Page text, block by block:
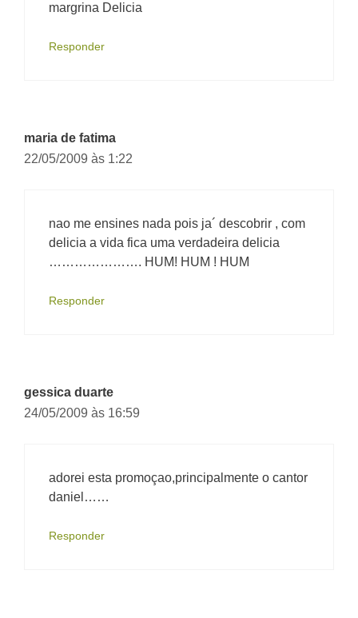
margrina Delicia
Responder
maria de fatima
22/05/2009 às 1:22
nao me ensines nada pois ja´ descobrir , com
delicia a vida fica uma verdadeira delicia
…………………. HUM! HUM ! HUM
Responder
gessica duarte
24/05/2009 às 16:59
adorei esta promoçao,principalmente o cantor
daniel……
Responder